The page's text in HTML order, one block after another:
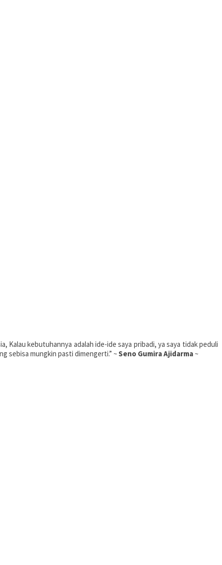
Kalau kebutuhannya adalah ide-ide saya pribadi, ya saya tidak peduli
sebisa mungkin pasti dimengerti.” ~Seno Gumira Ajidarma~